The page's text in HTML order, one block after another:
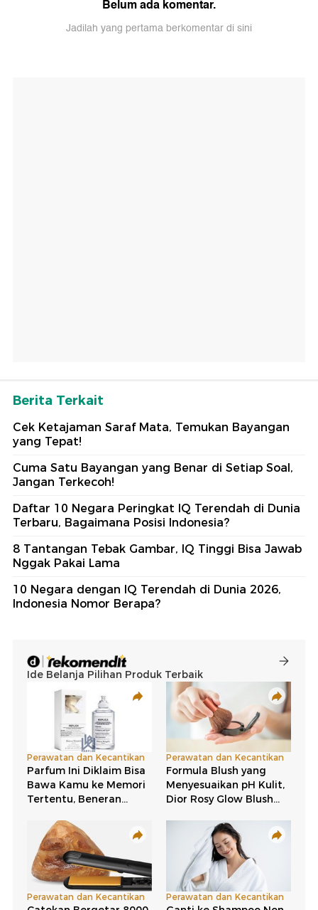
Belum ada komentar.
Jadilah yang pertama berkomentar di sini
Berita Terkait
Cek Ketajaman Saraf Mata, Temukan Bayangan
yang Tepat!
Cuma Satu Bayangan yang Benar di Setiap Soal,
Jangan Terkecoh!
Daftar 10 Negara Peringkat IQ Terendah di Dunia
Terbaru, Bagaimana Posisi Indonesia?
8 Tantangan Tebak Gambar, IQ Tinggi Bisa Jawab
Nggak Pakai Lama
10 Negara dengan IQ Terendah di Dunia 2026,
Indonesia Nomor Berapa?